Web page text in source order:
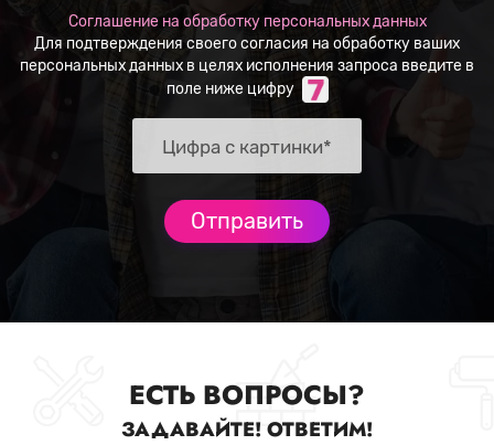
Соглашение на обработку персональных данных
Для подтверждения своего согласия на обработку ваших
персональных данных в целях исполнения запроса введите в
поле ниже цифру
ЕСТЬ ВОПРОСЫ?
ЗАДАВАЙТЕ! ОТВЕТИМ!